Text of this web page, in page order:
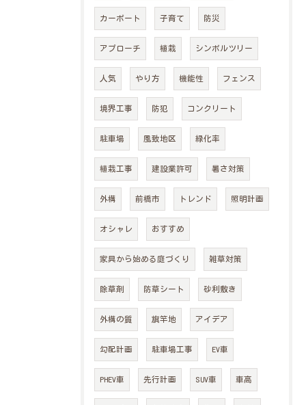
カーポート 子育て 防災
アプローチ 植栽 シンボルツリー
人気 やり方 機能性 フェンス
境界工事 防犯 コンクリート
駐車場 風致地区 緑化率
植栽工事 建設業許可 暑さ対策
外構 前橋市 トレンド 照明計画
オシャレ おすすめ
家具から始める庭づくり 雑草対策
除草剤 防草シート 砂利敷き
外構の質 旗竿地 アイデア
勾配計画 駐車場工事 EV車
PHEV車 先行計画 SUV車 車高